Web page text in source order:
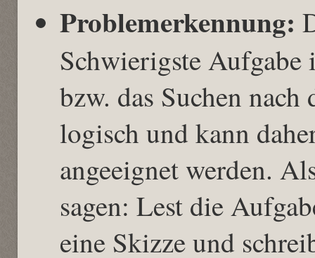
Problemerkennung:
Schwierigste Aufgabe
bzw. das Suchen
logisch und kann
angeeignet werden.
sagen: Lest die
eine Skizze und